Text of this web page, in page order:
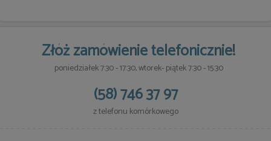
Złóż zamówienie telefonicznie!
poniedziałek 7:30 - 17:30, wtorek- piątek 7:30 - 15:30
(58) 746 37 97
z telefonu komórkowego